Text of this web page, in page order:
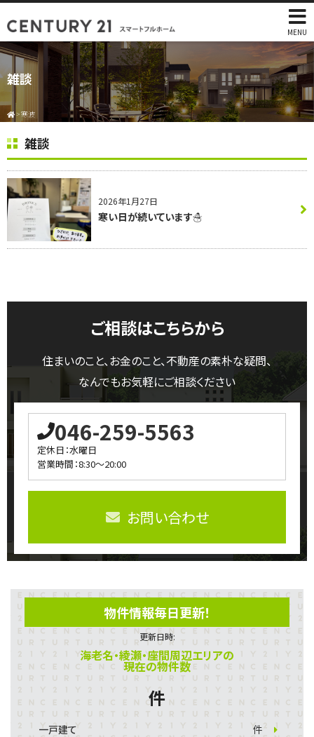
MENU
雑談
>寒波
雑談
2026年1月27日
寒い日が続いています☃️
ご相談はこちらから
住まいのこと、お金のこと、不動産の素朴な疑問、
なんでもお気軽にご相談ください
046-259-5563
定休日：水曜日
営業時間：8:30～20:00
お問い合わせ
物件情報毎日更新！
更新日時:
海老名・綾瀬・座間周辺エリアの
現在の物件数
件
一戸建て
件